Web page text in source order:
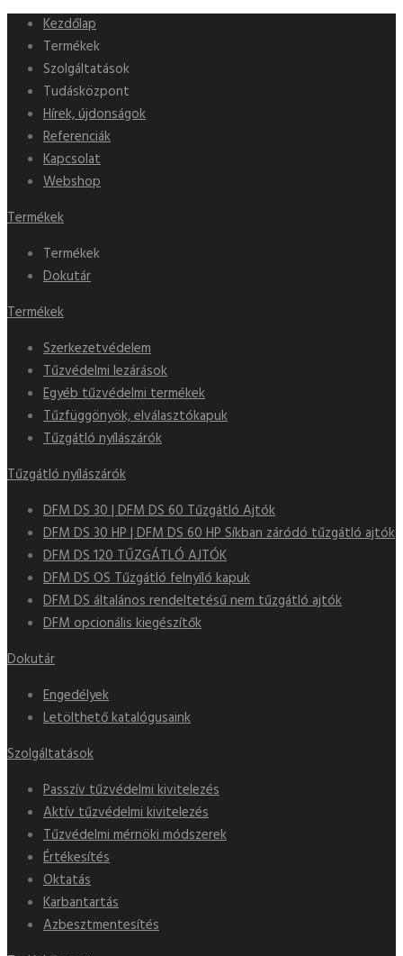
Kezdőlap
Termékek
Szolgáltatások
Tudásközpont
Hírek, újdonságok
Referenciák
Kapcsolat
Webshop
Termékek
Termékek
Dokutár
Termékek
Szerkezetvédelem
Tűzvédelmi lezárások
Egyéb tűzvédelmi termékek
Tűzfüggönyök, elválasztókapuk
Tűzgátló nyílászárók
Tűzgátló nyílászárók
DFM DS 30 | DFM DS 60 Tűzgátló Ajtók
DFM DS 30 HP | DFM DS 60 HP Síkban záródó tűzgátló ajtók
DFM DS 120 TŰZGÁTLÓ AJTÓK
DFM DS OS Tűzgátló felnyíló kapuk
DFM DS általános rendeltetésű nem tűzgátló ajtók
DFM opcionális kiegészítők
Dokutár
Engedélyek
Letölthető katalógusaink
Szolgáltatások
Passzív tűzvédelmi kivitelezés
Aktív tűzvédelmi kivitelezés
Tűzvédelmi mérnöki módszerek
Értékesítés
Oktatás
Karbantartás
Azbesztmentesítés